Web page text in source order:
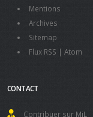
Mentions
Archives
Sitemap
Flux RSS | Atom
CONTACT
Contribuer sur MiL